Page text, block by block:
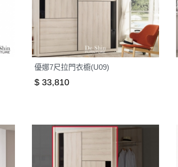
優娜7尺拉門衣櫥(U09)
$ 33,810